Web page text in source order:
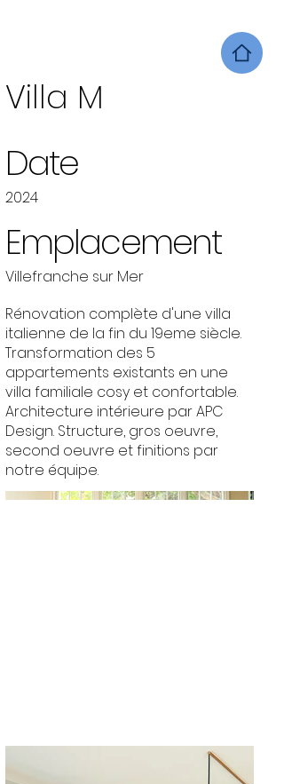
Villa M
Date
2024
Emplacement
Villefranche sur Mer
Rénovation complète d'une villa
italienne de la fin du 19eme siècle.
Transformation des 5
appartements existants en une
villa familiale cosy et confortable.
Architecture intérieure par APC
Design. Structure, gros oeuvre,
second oeuvre et finitions par
notre équipe.